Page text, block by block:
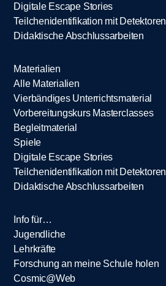
Digitale Escape Stories
Teilchenidentifikation mit Detektoren
Didaktische Abschlussarbeiten
Materialien
Alle Materialien
Vierbändiges Unterrichtsmaterial
Vorbereitungskurs Masterclasses
Begleitmaterial
Spiele
Digitale Escape Stories
Teilchenidentifikation mit Detektoren
Didaktische Abschlussarbeiten
Info für…
Jugendliche
Lehrkräfte
Forschung an meine Schule holen
Cosmic@Web